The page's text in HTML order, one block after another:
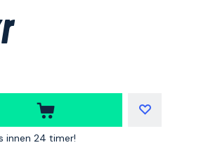
innen 24 timer!